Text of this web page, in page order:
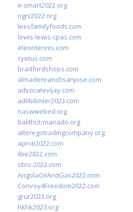
e-smart2022.org
ngrc2022.org
leesfamilyfoods.com
lewis-lewis-cpas.com
eleontennis.com
cyetus.com
bradfordshops.com
almadenranchsanjose.com
advocatevijay.com
adlibilimler2023.com
naswwebed.org
balithut-manado.org
alteregotradingcompany.org
aprce2022.com
ibie2022.com
sbcc-2022.com
AngolaOilAndGas2022.com
Convoy4Freedom2022.com
grur2023.org
hkhk2023.org